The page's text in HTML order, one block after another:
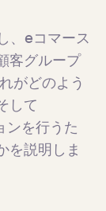
、eコマース
客グループ
がどのよう
して
ンを行うた
を説明しま